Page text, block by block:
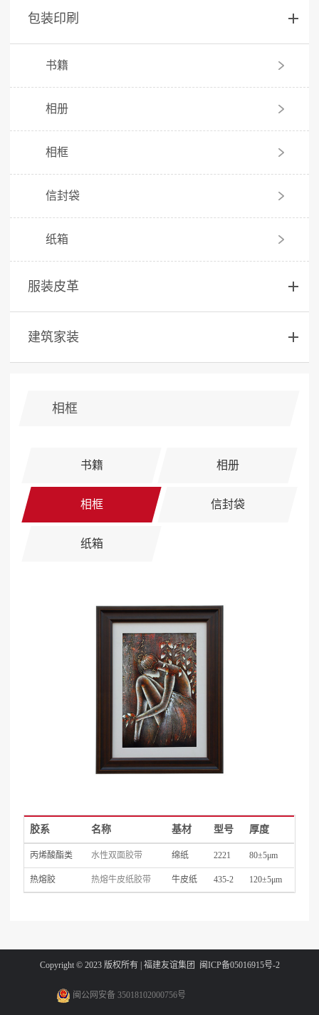
包装印刷
书籍
相册
相框
信封袋
纸箱
服装皮革
建筑家装
相框
书籍 相册
相框 信封袋
纸箱
胶系 名称 基材 型号 厚度
丙烯酸酯类 水性双面胶带 绵纸 2221 80±5μm
热熔胶 热熔牛皮纸胶带 牛皮纸 435-2 120±5μm
Copyright © 2023 版权所有 | 福建友谊集团 闽ICP备05016915号-2
闽公网安备 35018102000756号